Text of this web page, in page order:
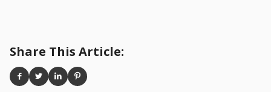
Share This Article: